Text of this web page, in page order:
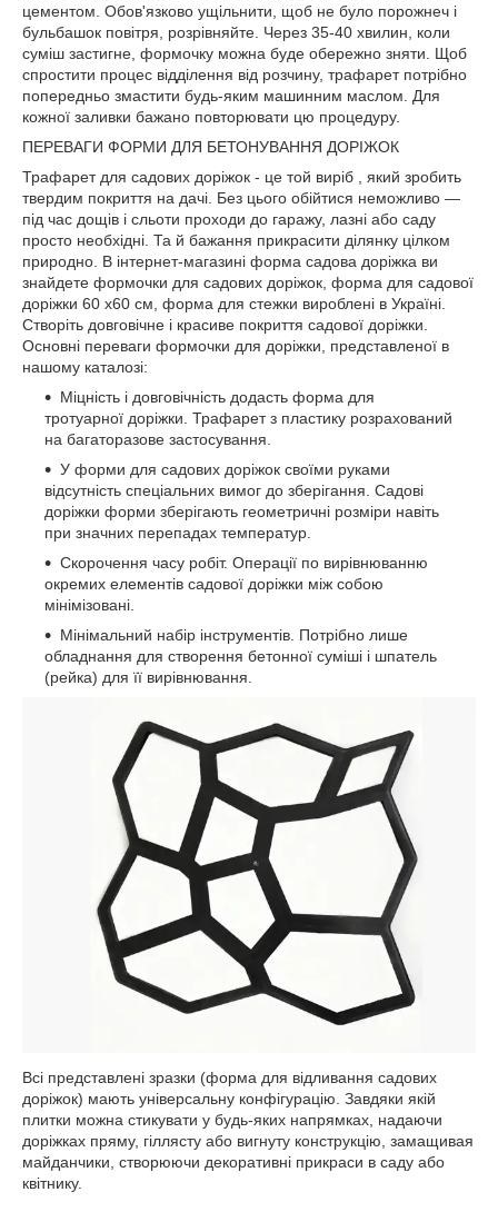
цементом. Обов'язково ущільнити, щоб не було порожнеч і
бульбашок повітря, розрівняйте. Через 35-40 хвилин, коли
суміш застигне, формочку можна буде обережно зняти. Щоб
спростити процес відділення від розчину, трафарет потрібно
попередньо змастити будь-яким машинним маслом. Для
кожної заливки бажано повторювати цю процедуру.
ПЕРЕВАГИ ФОРМИ ДЛЯ БЕТОНУВАННЯ ДОРІЖОК
Трафарет для садових доріжок - це той виріб , який зробить
твердим покриття на дачі. Без цього обійтися неможливо —
під час дощів і сльоти проходи до гаражу, лазні або саду
просто необхідні. Та й бажання прикрасити ділянку цілком
природно. В інтернет-магазині форма садова доріжка ви
знайдете формочки для садових доріжок, форма для садової
доріжки 60 х60 см, форма для стежки вироблені в Україні.
Створіть довговічне і красиве покриття садової доріжки.
Основні переваги формочки для доріжки, представленої в
нашому каталозі:
Міцність і довговічність додасть форма для
тротуарної доріжки. Трафарет з пластику розрахований
на багаторазове застосування.
У форми для садових доріжок своїми руками
відсутність спеціальних вимог до зберігання. Садові
доріжки форми зберігають геометричні розміри навіть
при значних перепадах температур.
Скорочення часу робіт. Операції по вирівнюванню
окремих елементів садової доріжки між собою
мінімізовані.
Мінімальний набір інструментів. Потрібно лише
обладнання для створення бетонної суміші і шпатель
(рейка) для її вирівнювання.
Всі представлені зразки (форма для відливання садових
доріжок) мають універсальну конфігурацію. Завдяки якій
плитки можна стикувати у будь-яких напрямках, надаючи
доріжках пряму, гіллясту або вигнуту конструкцію, замащивая
майданчики, створюючи декоративні прикраси в саду або
квітнику.